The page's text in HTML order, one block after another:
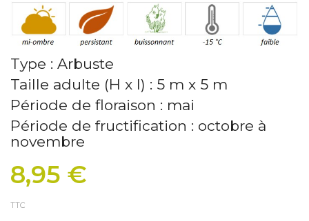
Type : Arbuste
Taille adulte (H x l) : 5 m x 5 m
Période de floraison : mai
Période de fructification : octobre à
novembre
8,95 €
TTC